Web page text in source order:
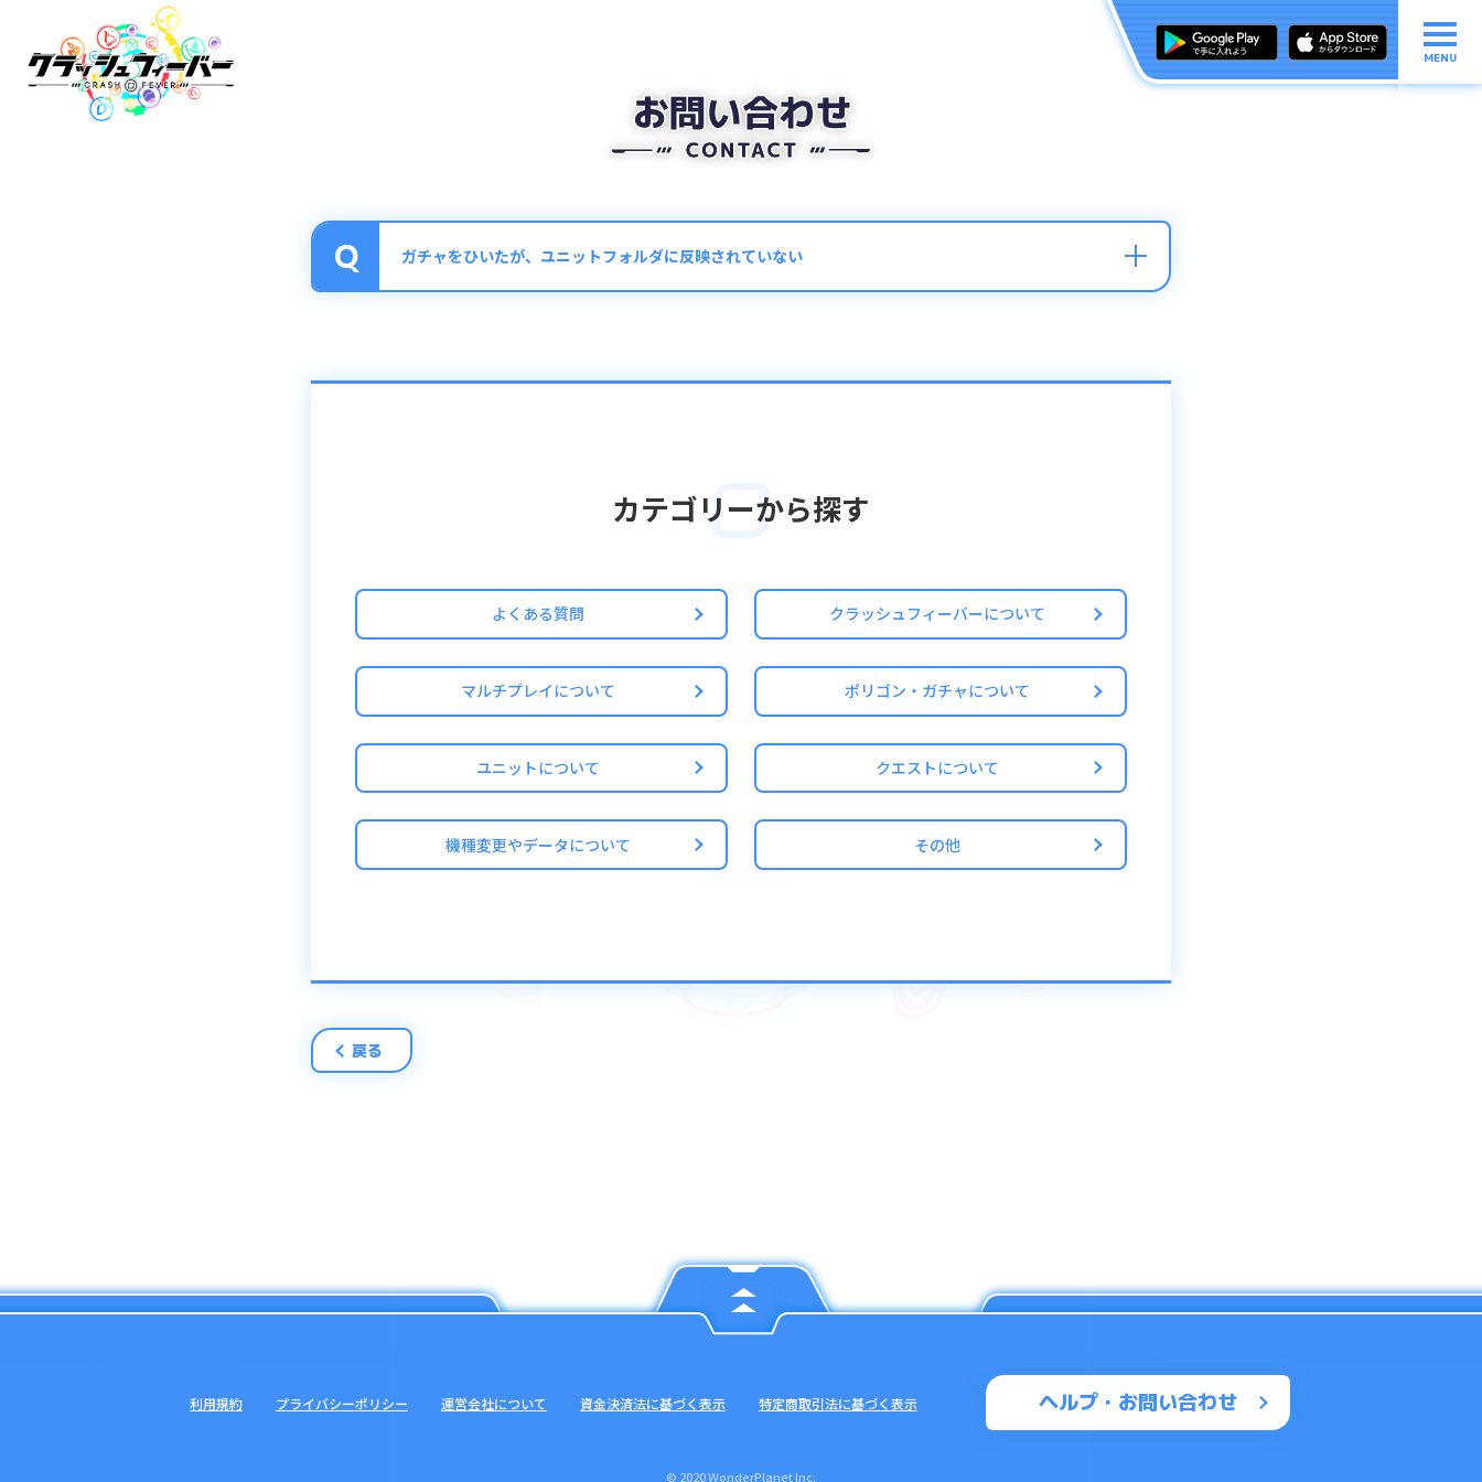
MENU
ガチャをひいたが、ユニットフォルダに反映されていない
「ユニット」→「フォルダ」→画面右上の「表示順変更」→並び替えタブ内「入手順」でソートすると確認し
カテゴリーから探す
よくある質問 クラッシュフィーバーについて
マルチプレイについて ポリゴン・ガチャについて
ユニットについて クエストについて
機種変更やデータについて その他
戻る
ヘルプ・お問い合わせ
利用規約 プライバシーポリシー 運営会社について 資金決済法に基づく表示 特定商取引法に基づく表示
© 2020 WonderPlanet Inc.